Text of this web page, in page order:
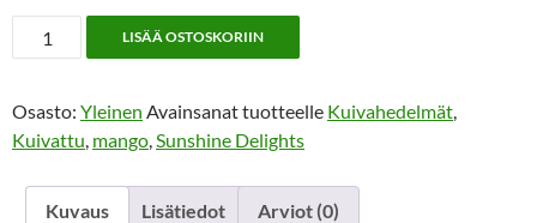
Sunshine
Delights
Mango
60g
LISÄÄ OSTOSKORIIN
Osasto: Yleinen Avainsanat tuotteelle Kuivahedelmät,
Kuivattu, mango,Sunshine Delights
Kuvaus Lisätiedot Arviot (0)